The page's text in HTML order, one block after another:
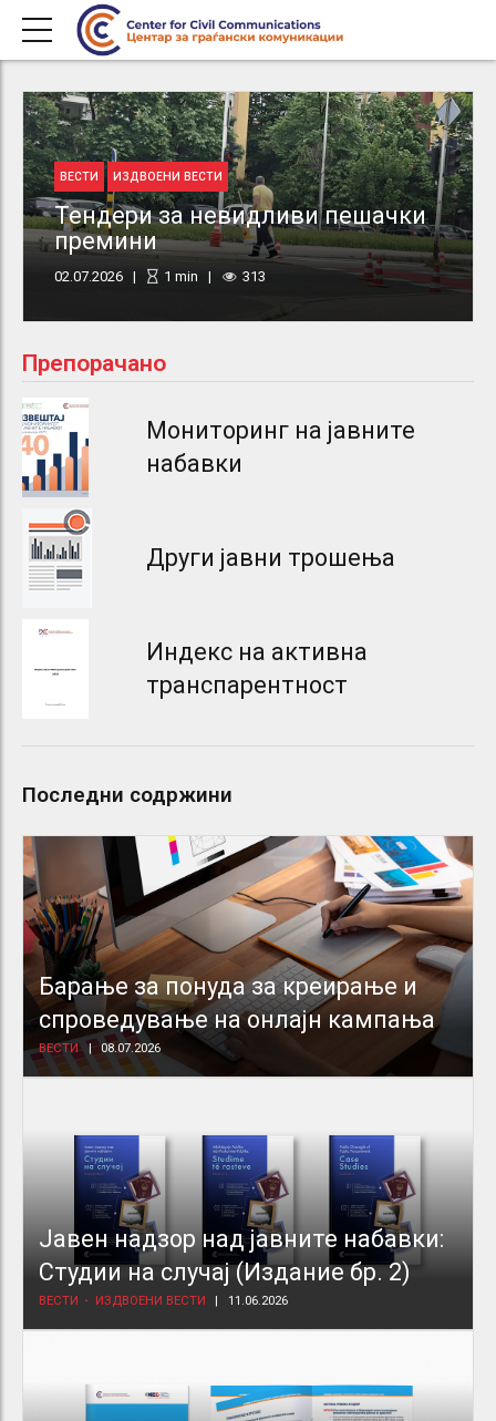
ВЕСТИ ИЗДВОЕНИ ВЕСТИ
Тендери за невидливи пешачки
премини
02.07.2026 1 min 313
Препорачано
Мониторинг на јавните
набавки
Други јавни трошења
Индекс на активна
транспарентност
Последни содржини
Барање за понуда за креирање и
спроведување на онлајн кампања
ВЕСТИ 08.07.2026
Јавен надзор над јавните набавки:
Студии на случај (Издание бр. 2)
ВЕСТИ ИЗДВОЕНИ ВЕСТИ 11.06.2026